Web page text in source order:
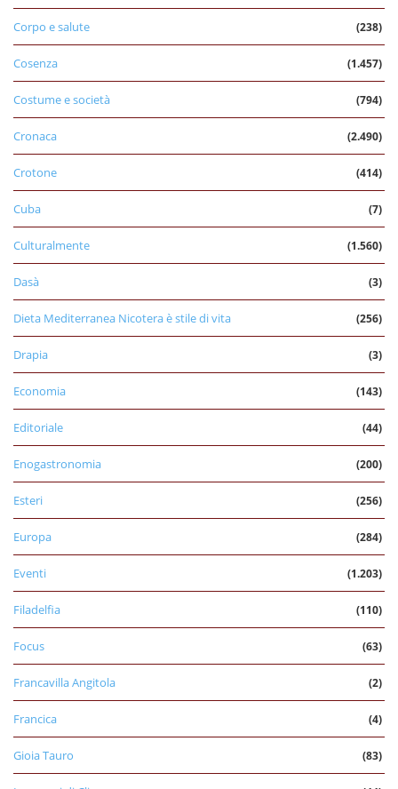
Corpo e salute (238)
Cosenza (1.457)
Costume e società (794)
Cronaca (2.490)
Crotone (414)
Cuba (7)
Culturalmente (1.560)
Dasà (3)
Dieta Mediterranea Nicotera è stile di vita (256)
Drapia (3)
Economia (143)
Editoriale (44)
Enogastronomia (200)
Esteri (256)
Europa (284)
Eventi (1.203)
Filadelfia (110)
Focus (63)
Francavilla Angitola (2)
Francica (4)
Gioia Tauro (83)